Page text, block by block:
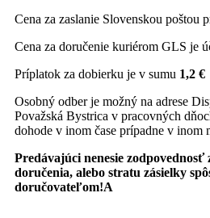
Cena za zaslanie Slovenskou poštou
Cena za doručenie kuriérom GLS je
Príplatok za dobierku je v sumu 1,2 €
Osobný odber je možný na adrese
Považská Bystrica v pracovných
dohode v inom čase prípadne v inom
Predávajúci nenesie zodpovednosť
doručenia, alebo stratu zásielky
doručovateľom!A